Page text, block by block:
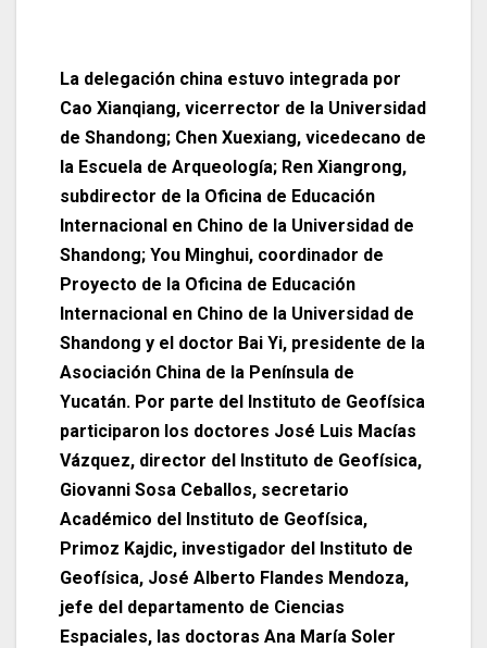
La delegación china estuvo integrada por
Cao Xianqiang, vicerrector de la Universidad
de Shandong; Chen Xuexiang, vicedecano de
la Escuela de Arqueología; Ren Xiangrong,
subdirector de la Oficina de Educación
Internacional en Chino de la Universidad de
Shandong; You Minghui, coordinador de
Proyecto de la Oficina de Educación
Internacional en Chino de la Universidad de
Shandong y el doctor Bai Yi, presidente de la
Asociación China de la Península de
Yucatán. Por parte del Instituto de Geofísica
participaron los doctores José Luis Macías
Vázquez, director del Instituto de Geofísica,
Giovanni Sosa Ceballos, secretario
Académico del Instituto de Geofísica,
Primoz Kajdic, investigador del Instituto de
Geofísica, José Alberto Flandes Mendoza,
jefe del departamento de Ciencias
Espaciales, las doctoras Ana María Soler